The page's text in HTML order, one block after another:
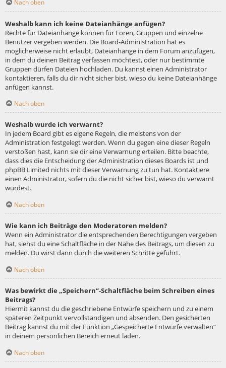
Nach oben
Weshalb kann ich keine Dateianhänge anfügen?
Rechte für Dateianhänge können für Foren, Gruppen und einzelne
Benutzer vergeben werden. Die Board-Administration hat es
möglicherweise nicht erlaubt, Dateianhänge in dem Forum anzufügen,
in dem du deinen Beitrag verfassen möchtest, oder nur bestimmte
Gruppen dürfen Dateien hochladen. Du kannst einen Administrator
kontaktieren, falls du dir nicht sicher bist, wieso du keine Dateianhänge
anfügen kannst.
Nach oben
Weshalb wurde ich verwarnt?
In jedem Board gibt es eigene Regeln, die meistens von der
Administration festgelegt werden. Wenn du gegen eine dieser Regeln
verstoßen hast, kann sie dir eine Verwarnung erteilen. Bitte beachte,
dass dies die Entscheidung der Administration dieses Boards ist und
phpBB Limited nichts mit dieser Verwarnung zu tun hat. Kontaktiere
einen Administrator, sofern du die nicht sicher bist, wieso du verwarnt
wurdest.
Nach oben
Wie kann ich Beiträge den Moderatoren melden?
Wenn ein Administrator die entsprechenden Berechtigungen vergeben
hat, siehst du eine Schaltfläche in der Nähe des Beitrags, um diesen zu
melden. Du wirst dann durch die weiteren Schritte geführt.
Nach oben
Was bewirkt die „Speichern“-Schaltfläche beim Schreiben eines
Beitrags?
Hiermit kannst du die geschriebene Entwürfe speichern und zu einem
späteren Zeitpunkt vervollständigen und absenden. Den gesicherten
Beitrag kannst du mit der Funktion „Gespeicherte Entwürfe verwalten“
in deinem persönlichen Bereich erneut laden.
Nach oben